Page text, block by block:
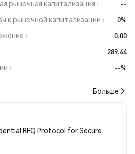
рыночная капитализация
--
к рыночной капитализации
0%
0.00
289.44
--%
Больше
RFQ Protocol for Secure